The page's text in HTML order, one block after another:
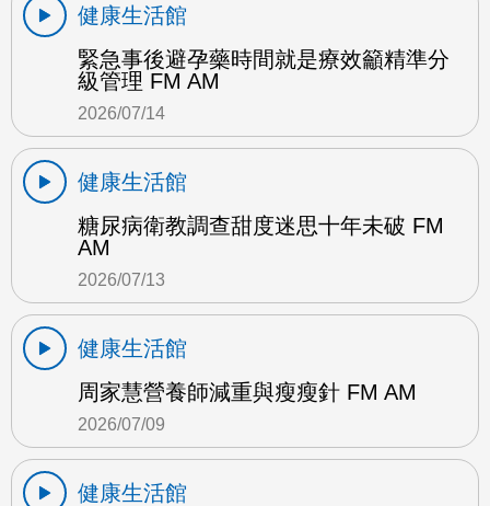
健康生活館
緊急事後避孕藥時間就是療效籲精準分
級管理 FM AM
2026/07/14
健康生活館
糖尿病衛教調查甜度迷思十年未破 FM
AM
2026/07/13
健康生活館
周家慧營養師減重與瘦瘦針 FM AM
2026/07/09
健康生活館